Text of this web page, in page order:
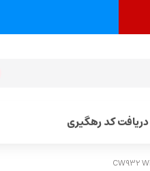
دریافت کد رهگیری